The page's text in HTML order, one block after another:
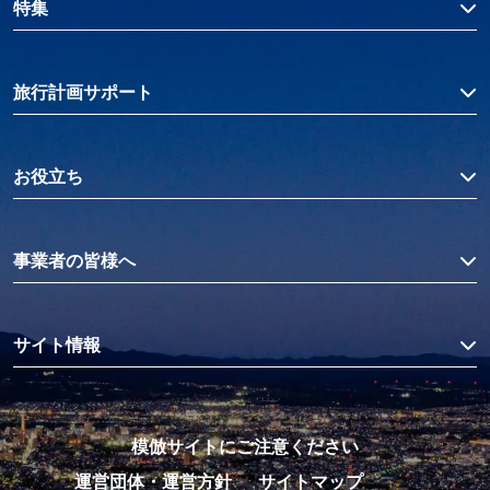
特集
旅行計画サポート
お役立ち
事業者の皆様へ
サイト情報
模倣サイトにご注意ください
運営団体・運営方針
サイトマップ